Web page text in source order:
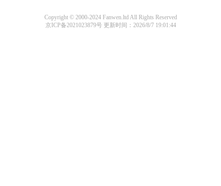
Copyright © 2000-2024 Fanwen.ltd All Rights Reserved
京ICP备2021023879号更新时间：2026/8/7 19:01:44